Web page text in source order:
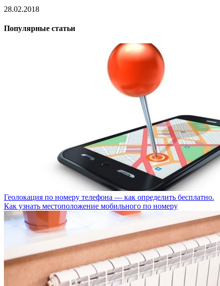
28.02.2018
Популярные статьи
Геолокация по номеру телефона — как определить бесплатно.
Как узнать местоположение мобильного по номеру